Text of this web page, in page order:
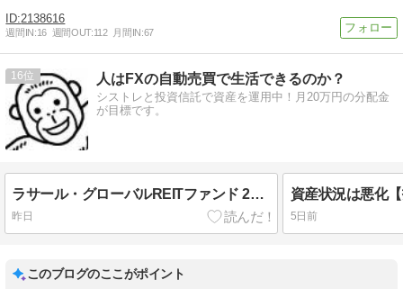
2138616
週間IN:16 週間OUT:112 月間IN:67
16 人はFXの自動売買で生活できるのか？
シストレと投資信託で資産を運用中！月20万円の分配金
が目標です。
ラサール・グローバルREITファンド 269期(8月)の分配金
昨日
資産状況は悪化
5日前
このブログのここがポイント